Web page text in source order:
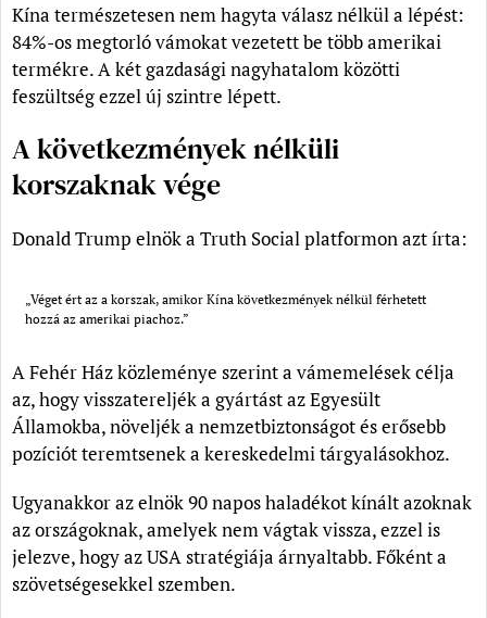
Kína természetesen nem hagyta válasz nélkül a lépést:
84%-os megtorló vámokat vezetett be több amerikai
termékre. A két gazdasági nagyhatalom közötti
feszültség ezzel új szintre lépett.
A következmények nélküli
korszaknak vége
Donald Trump elnök a Truth Social platformon azt írta:
„Véget ért az a korszak, amikor Kína következmények nélkül férhetett
hozzá az amerikai piachoz.”
A Fehér Ház közleménye szerint a vámemelések célja
az, hogy visszatereljék a gyártást az Egyesült
Államokba, növeljék a nemzetbiztonságot és erősebb
pozíciót teremtsenek a kereskedelmi tárgyalásokhoz.
Ugyanakkor az elnök 90 napos haladékot kínált azoknak
az országoknak, amelyek nem vágtak vissza, ezzel is
jelezve, hogy az USA stratégiája árnyaltabb. Főként a
szövetségesekkel szemben.